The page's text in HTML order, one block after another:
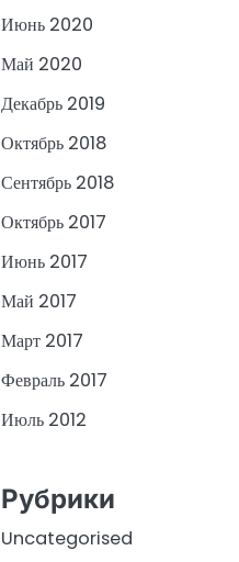
Июнь 2020
Май 2020
Декабрь 2019
Октябрь 2018
Сентябрь 2018
Октябрь 2017
Июнь 2017
Май 2017
Март 2017
Февраль 2017
Июль 2012
Рубрики
Uncategorised